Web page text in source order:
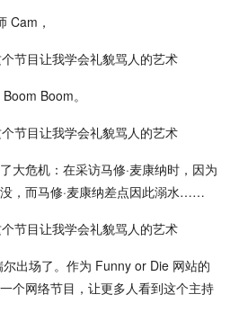
Cam，
Boom。
大危机：在采访马修·麦康纳时，因为
，而马修·麦康纳差点因此溺水……
出场了。作为 Funny or Die 网站的
个网络节目，让更多人看到这个主持